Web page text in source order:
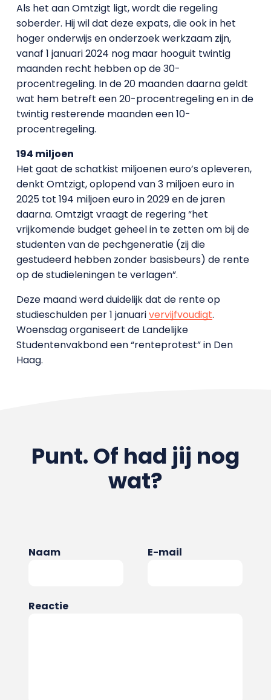
Als het aan Omtzigt ligt, wordt die regeling
soberder. Hij wil dat deze expats, die ook in het
hoger onderwijs en onderzoek werkzaam zijn,
vanaf 1 januari 2024 nog maar hooguit twintig
maanden recht hebben op de 30-
procentregeling. In de 20 maanden daarna geldt
wat hem betreft een 20-procentregeling en in de
twintig resterende maanden een 10-
procentregeling.
194 miljoen
Het gaat de schatkist miljoenen euro’s opleveren,
denkt Omtzigt, oplopend van 3 miljoen euro in
2025 tot 194 miljoen euro in 2029 en de jaren
daarna. Omtzigt vraagt de regering “het
vrijkomende budget geheel in te zetten om bij de
studenten van de pechgeneratie (zij die
gestudeerd hebben zonder basisbeurs) de rente
op de studieleningen te verlagen”.
Deze maand werd duidelijk dat de rente op
studieschulden per 1 januarivervijfvoudigt.
Woensdag organiseert de Landelijke
Studentenvakbond een “renteprotest” in Den
Haag.
Punt. Of had jij nog
wat?
Naam E-mail
Reactie